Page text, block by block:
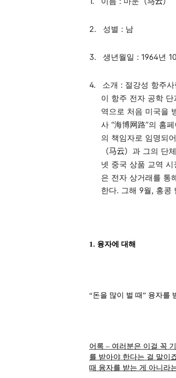
2. 성별 : 남
3. 생년월일 : 1964년 10
4. 소개 : 절강성 항주
이
항주 전자 공학 단
역으로 처음 미국을
사 “海博网 路”의 홈
의 책임자로 임명되어
（马云） 과 그의 단
넷 중국 상품 교역 시
은 전자 상거래를 통
한다. 그해 9월, 홍콩
1. 융자에 대해
“돈을 많이 벌 때” 융자를
어록 – 여러분은 이걸 꼭
를 받아야 한다는 걸 말이
때 융자를 받는 게 아니라